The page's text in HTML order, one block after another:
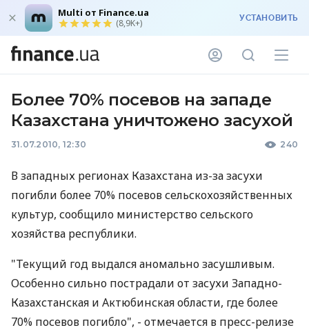
Multi от Finance.ua
(8,9K+) УСТАНОВИТЬ
Более 70% посевов на западе
Казахстана уничтожено засухой
31.07.2010, 12:30 240
В западных регионах Казахстана из-за засухи
погибли более 70% посевов сельскохозяйственных
культур, сообщило министерство сельского
хозяйства республики.
"Текущий год выдался аномально засушливым.
Особенно сильно пострадали от засухи Западно-
Казахстанская и Актюбинская области, где более
70% посевов погибло", - отмечается в пресс-релизе